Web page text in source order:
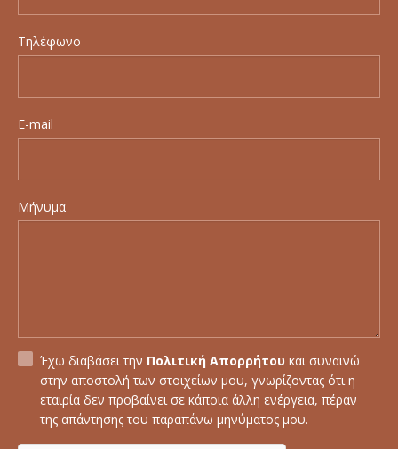
Τηλέφωνο
E-mail
Μήνυμα
Έχω διαβάσει την Πολιτική Απορρήτου και συναινώ
στην αποστολή των στοιχείων μου, γνωρίζοντας ότι η
εταιρία δεν προβαίνει σε κάποια άλλη ενέργεια, πέραν
της απάντησης του παραπάνω μηνύματος μου.